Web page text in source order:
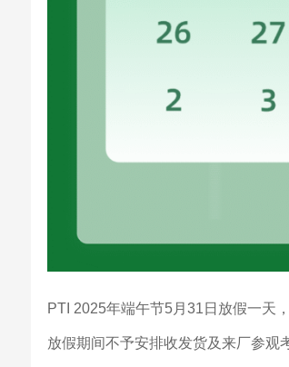
PTI 2025年端午节5月31日放假一天
放假期间不予安排收发货及来厂参观